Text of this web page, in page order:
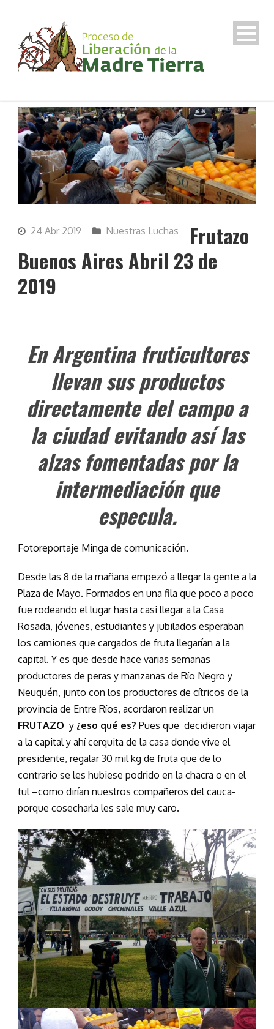
24 Abr 2019 Nuestras Luchas
Frutazo
Buenos Aires Abril 23 de
2019
En Argentina fruticultores
llevan sus productos
directamente del campo a
la ciudad evitando así las
alzas fomentadas por la
intermediación que
especula.
Fotoreportaje Minga de comunicación.
Desde las 8 de la mañana empezó a llegar la gente a la
Plaza de Mayo. Formados en una fila que poco a poco
fue rodeando el lugar hasta casi llegar a la Casa
Rosada, jóvenes, estudiantes y jubilados esperaban
los camiones que cargados de fruta llegarían a la
capital. Y es que desde hace varias semanas
productores de peras y manzanas de Río Negro y
Neuquén, junto con los productores de cítricos de la
provincia de Entre Ríos, acordaron realizar un
FRUTAZO y ¿eso qué es? Pues que decidieron viajar
a la capital y ahí cerquita de la casa donde vive el
presidente, regalar 30 mil kg de fruta que de lo
contrario se les hubiese podrido en la chacra o en el
tul –como dirían nuestros compañeros del cauca-
porque cosecharla les sale muy caro.